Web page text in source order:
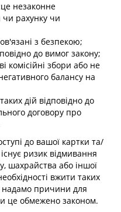
незаконне
рахунку чи
з безпекою;
до вимог закону;
комісійні збори або не
балансу на
дій відповідно до
договору про
до вашої картки та/
ризик відмивання
шахрайства або іншої
вжити таких
надамо причини для
це обмежено законом.